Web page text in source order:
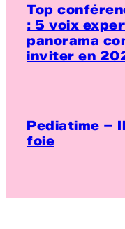
Top
: 5 voix
panorama
inviter en
Pediatime –
foie